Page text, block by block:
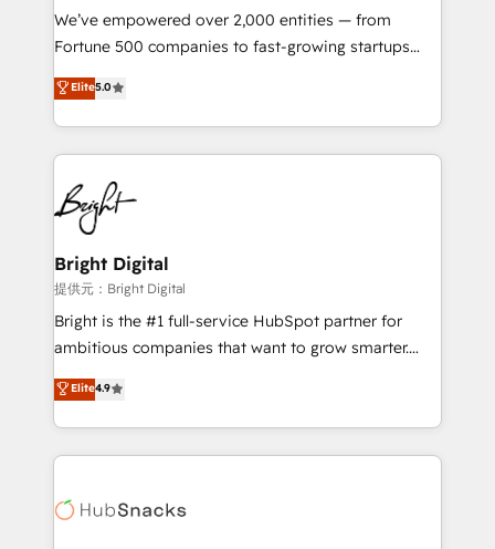
Marketing Enablement HubSpot Impact Award 🏆
2018 Website Design HubSpot Impact Award 🏆2017
Growth-Driven Design Agency of the Year 🏆2016
Sales Enablement HubSpot Impact Award 🏆2015
HubSpot COS Performance Award 🏆2014 HubSpot
COS Design Award 🏆2013 HubSpot Marketplace
Partner 📆Founded in 1997
We’ve empowered over 2,000 entities — from
Fortune 500 companies to fast-growing startups
and nonprofits — to streamline operations, scale
revenue, and unlock the full potential of HubSpot.
With deep technical and industry expertise, we fuse
automation, integration, and AI innovation to deliver
lasting impact. We specialize in: • Turnkey and end-
to-end HubSpot implementations • Onboarding for
Sales, Service, Marketing & Content Hubs • AI voice
and chat agents, predictive automation, and smart
workflows • Salesforce + HubSpot integration •
RevOps and AI-driven sales enablement • Website
design and CMS development • ERP integration: SAP,
and CRM migration from any platform •
Client/member portals built on HubSpot • Custom
WooCommerce, BuilderTrend, and more Experience
the difference — reach out to see how AI + HubSpot
Elite5.0
Bright Digital
提供元：Bright Digital
Bright is the #1 full-service HubSpot partner for
ambitious companies that want to grow smarter.
From HubSpot onboarding, to training, from
developing a new website to lead generation and
digital marketing; we do it all (and with great
results)! In short, our services include: - HubSpot
HubSpot development: websites, custom modules,
Elite4.9